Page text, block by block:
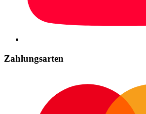
Zahlungsarten